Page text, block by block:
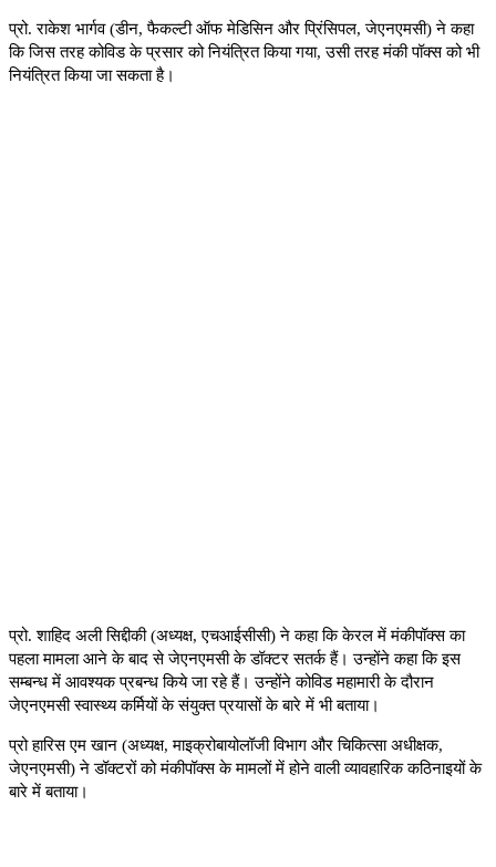
प्रो. राकेश भार्गव (डीन, फैकल्टी ऑफ मेडिसिन और प्रिंसिपल, जेएनएमसी) ने कहा
कि जिस तरह कोविड के प्रसार को नियंत्रित किया गया, उसी तरह मंकी पॉक्स को भी
नियंत्रित किया जा सकता है।
प्रो. शाहिद अली सिद्दीकी (अध्यक्ष, एचआईसीसी) ने कहा कि केरल में मंकीपॉक्स का
पहला मामला आने के बाद से जेएनएमसी के डॉक्टर सतर्क हैं। उन्होंने कहा कि इस
सम्बन्ध में आवश्यक प्रबन्ध किये जा रहे हैं। उन्होंने कोविड महामारी के दौरान
जेएनएमसी स्वास्थ्य कर्मियों के संयुक्त प्रयासों के बारे में भी बताया।
प्रो हारिस एम खान (अध्यक्ष, माइक्रोबायोलॉजी विभाग और चिकित्सा अधीक्षक,
जेएनएमसी) ने डॉक्टरों को मंकीपॉक्स के मामलों में होने वाली व्यावहारिक कठिनाइयों के
बारे में बताया।